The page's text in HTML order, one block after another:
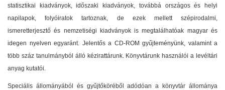
statisztikai kiadványok, időszaki kiadványok, továbbá országos és helyi
napilapok, folyóiratok tartoznak, de ezek mellett szépirodalmi,
ismeretterjesztő és nemzetiségi kiadványok is megtalálhatóak magyar és
idegen nyelven egyaránt. Jelentős a CD-ROM gyűjteményünk, valamint a
több száz tanulmányból álló kézirattárunk. Könyvtárunk használói a levéltári
anyag kutatói.
Speciális állományából és gyűjtőköréből adódóan a könyvtár állománya